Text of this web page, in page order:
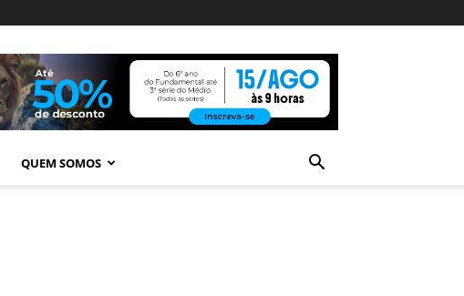
QUEM SOMOS